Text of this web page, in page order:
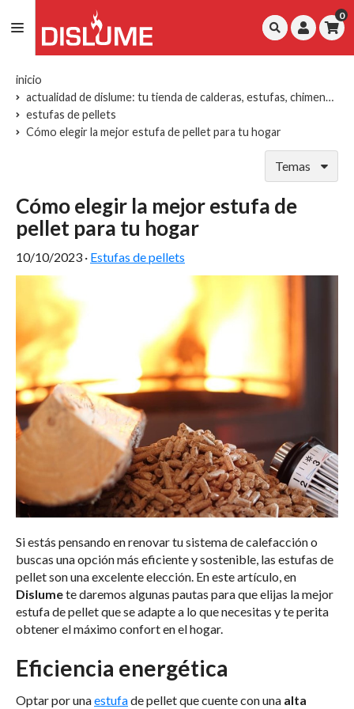
0
inicio
actualidad de dislume: tu tienda de calderas, estufas, chimeneas y repuestos
estufas de pellets
Cómo elegir la mejor estufa de pellet para tu hogar
Temas
Cómo elegir la mejor estufa de
pellet para tu hogar
10/10/2023 · Estufas de pellets
Si estás pensando en renovar tu sistema de calefacción o
buscas una opción más eficiente y sostenible, las estufas de
pellet son una excelente elección. En este artículo, en
Dislumete daremos algunas pautas para que elijas la mejor
estufa de pellet que se adapte a lo que necesitas y te perita
obtener el máximo confort en el hogar.
Eficiencia energética
Optar por unaestufade pellet que cuente con una alta